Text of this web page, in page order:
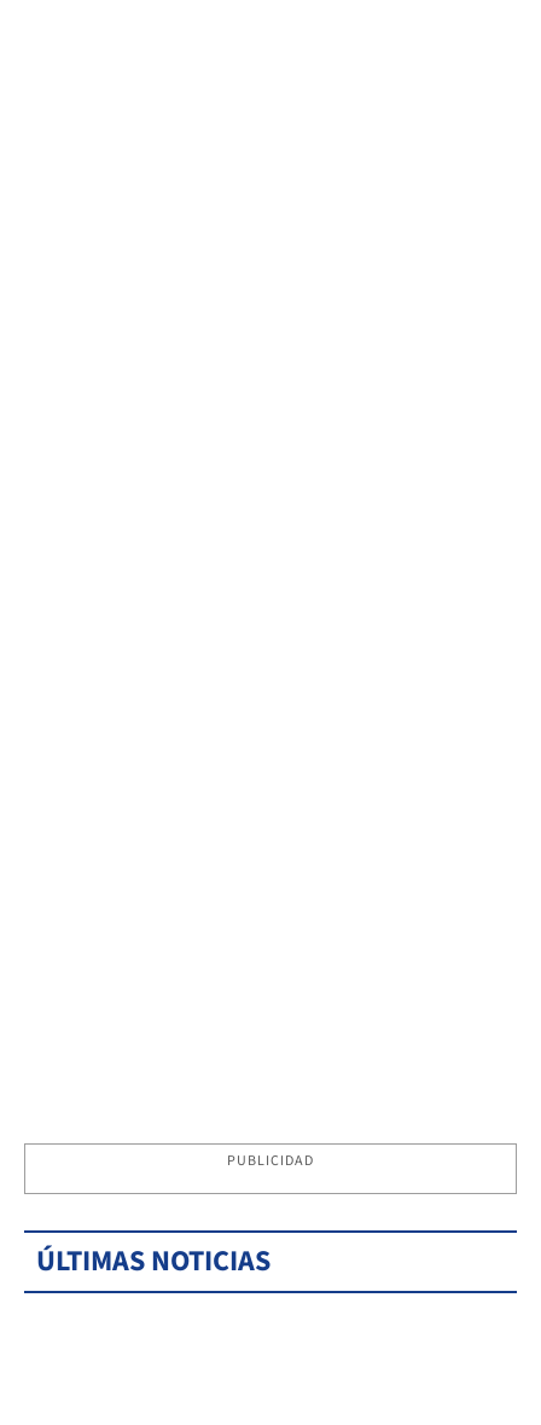
PUBLICIDAD
ÚLTIMAS NOTICIAS